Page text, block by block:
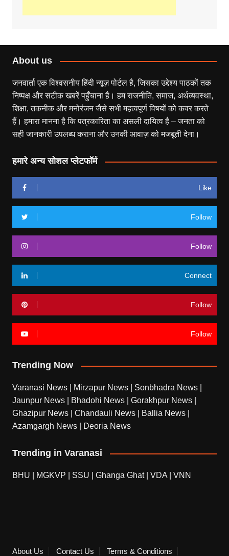
About us
जनवार्ता एक विश्वसनीय हिंदी न्यूज़ पोर्टल है, जिसका उद्देश्य पाठकों तक
निष्पक्ष और सटीक खबरें पहुँचाना है। हम राजनीति, समाज, अर्थव्यवस्था,
शिक्षा, तकनीक और मनोरंजन जैसे सभी महत्वपूर्ण विषयों को कवर करते
हैं। हमारा मानना है कि पत्रकारिता का असली दायित्व है – जनता को
सही जानकारी उपलब्ध कराना और उनकी आवाज़ को मजबूती देना।
हमारे अन्य सोशल प्लेटफॉर्म
Like
Follow
Follow
Connect
Follow
Follow
Trending Now
Varanasi News Mirzapur News Sonbhadra News
Jaunpur News
Bhadohi News Gorakhpur News
Ghazipur News
Chandauli News Ballia News
Azamgargh News
Deoria News
Trending in Varanasi
BHU MGKVP SSU Ghanga Ghat| VDA VNN
About Us Contact Us Terms & Conditions